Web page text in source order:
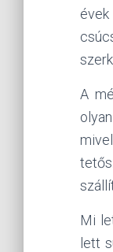
A
Mi
lett